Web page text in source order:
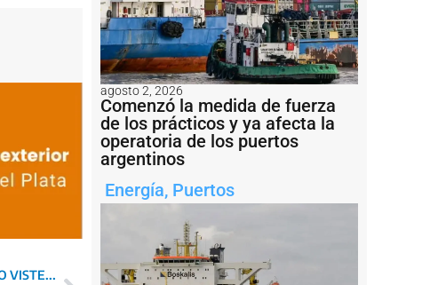
VISTE...
agosto 2, 2026
Comenzó la medida de fuerza
de los prácticos y ya afecta la
operatoria de los puertos
argentinos
Energía, Puertos